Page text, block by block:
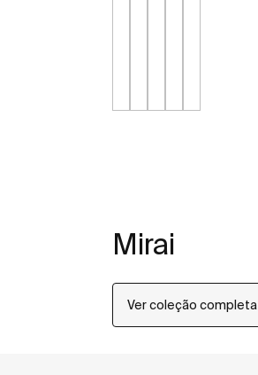
Mirai
Ver coleção completa